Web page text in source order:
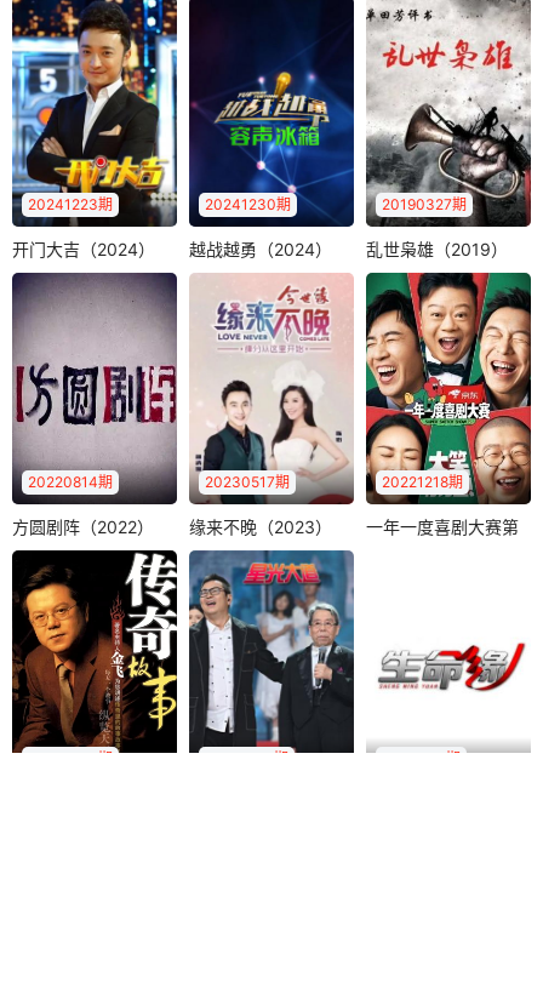
2025-03-06：0306 对话大法官——法暖民心
2025-02-22：0222 危险的爱好
2025-02-15：0215 爱上一个不回家的人 2025-02-08：0208 老宅之争
2025-01-25：0125 老伴的遗产
2025-01-18：0118 人事科长的不归路 2025-01-11：0111 女演员的直播陷阱
2025-01-04：0104 “富二代”的谎言
20241223期
开门大吉（2024）
尼格买提
全新推出的大型益
智游戏类综艺节..
开门大吉（2024）
20241230期
越战越勇（2024）
《越战越勇》节目
面向全国寻找爱唱
歌、唱歌好的普通
人，经过筛选，..
越战越勇（2024）
20190327期
乱世枭雄（2019）
单田芳电视绝版评
书—乱世枭雄，爱
奇艺12月27日起每
周三12:..
乱世枭雄（2019）
20220814期
方圆剧阵（2022）
《方圆剧阵》是CC
TV-12社会与法频道
一档社会纪实剧情
栏目，..
方圆剧阵（2022）
20230517期
缘来不晚（2023）
《缘来不晚》是江
苏综艺频道一档大
型代际相亲交友类
节目，每周五晚..
缘来不晚（2023）
20221218期
一年一度喜剧大赛第二季
赛第2季》是由爱奇
艺出品、米未联合
一年一度喜剧大赛第
20221230期 20221224期 20181112期